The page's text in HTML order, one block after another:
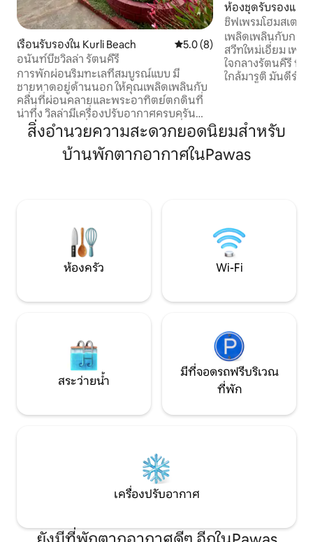
เรือนรับรองใน Kurli Beach คะแนนเฉลี่ย 5.0 จาก 5, 8 รีวิว
5.0 (8)
อนันท์บีชวิลล่า รัตนคีรี
การพักผ่อนริมทะเลที่สมบูรณ์แบบ มี
ชายหาดอยู่ด้านนอก ให้คุณเพลิดเพลินกับ
คลื่นที่ผ่อนคลายและพระอาทิตย์ตกดินที่
น่าทึ่ง วิลล่ามีเครื่องปรับอากาศครบครัน
และมีห้องครัวที่มีอุปกรณ์ครบครันเพื่อ
ความสะดวกสบายของคุณ พักผ่อนบน
สนามหญ้ากว้างขวาง เหมาะสำหรับการ
เสน่ห์และเหมือนอยู่ในภาพยนตร์ ผู้ดูแล
ตลอด 24 ชั่วโมงช่วยให้มั่นใจได้ว่าการเข้า
พักจะราบรื่นและสะดวกสบาย
ห้องชุดรับรองแขก
ชิฟเพรมโฮมสเตย์
เพลิดเพลินกับการ
สวีทใหม่เอี่ยม เฟอ
ใจกลางรัตนคีรี ที่
ใกล้มารูติ มันดีร์ เ
เครื่อง Wi-Fi ทีวี ตู้
ระยะห่างของห้อง
สิ่งอำนวยความสะดวกยอดนิยมสำหรับ
บ้านพักตากอากาศในPawas
ห้องครัว Wi-Fi
สระว่ายน้ำ
มีที่จอดรถฟรีบริเวณ
ที่พัก
เครื่องปรับอากาศ